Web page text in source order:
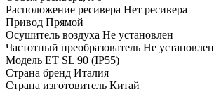
Расположение ресивера Нет ресивера
Привод Прямой
Осушитель воздуха Не установлен
Частотный преобразователь Не установлен
Модель ET SL 90 (IP55)
Страна бренд Италия
Страна изготовитель Китай